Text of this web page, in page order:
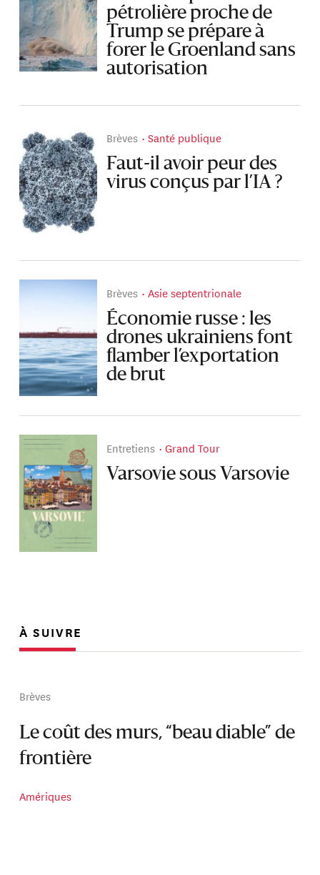
pétrolière proche de
Trump se prépare à
forer le Groenland sans
autorisation
Brèves Santé publique
Faut-il avoir peur des
virus conçus par l’IA ?
Brèves Asie septentrionale
Économie russe : les
drones ukrainiens font
flamber l’exportation
de brut
Entretiens Grand Tour
Varsovie sous Varsovie
À SUIVRE
Brèves
Le coût des murs, “beau diable” de
frontière
Amériques